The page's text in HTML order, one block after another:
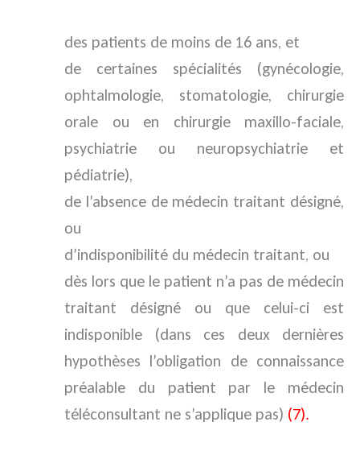
des patients de moins de 16 ans, et
de certaines spécialités (gynécologie,
ophtalmologie, stomatologie, chirurgie
orale ou en chirurgie maxillo-faciale,
psychiatrie ou neuropsychiatrie et
pédiatrie),
de l’absence de médecin traitant désigné,
ou
d’indisponibilité du médecin traitant, ou
dès lors que le patient n’a pas de médecin
traitant désigné ou que celui-ci est
indisponible (dans ces deux dernières
hypothèses l’obligation de connaissance
préalable du patient par le médecin
téléconsultant ne s’applique pas) (7).